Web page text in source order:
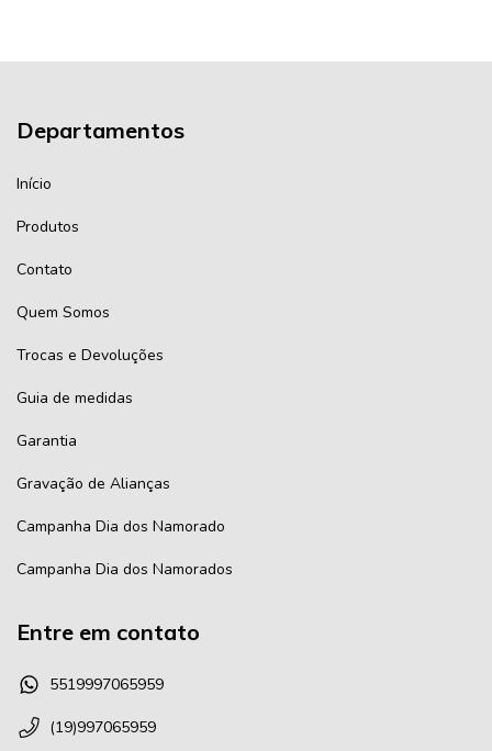
Departamentos
Início
Produtos
Contato
Quem Somos
Trocas e Devoluções
Guia de medidas
Garantia
Gravação de Alianças
Campanha Dia dos Namorado
Campanha Dia dos Namorados
Entre em contato
5519997065959
(19)997065959